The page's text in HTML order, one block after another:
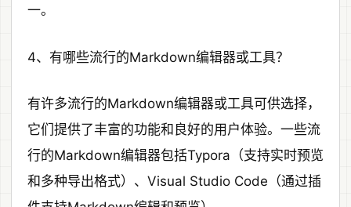
一。
4、有哪些流行的Markdown编辑器或工具？
有许多流行的Markdown编辑器或工具可供选择，
它们提供了丰富的功能和良好的用户体验。一些流
行的Markdown编辑器包括Typora（支持实时预览
和多种导出格式）、Visual Studio Code（通过插